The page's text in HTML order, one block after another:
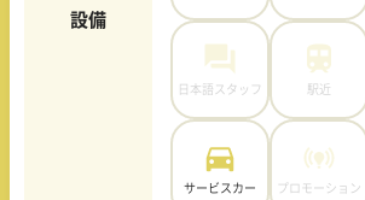
設備
日本語スタッフ 駅近
サービスカー プロモーション